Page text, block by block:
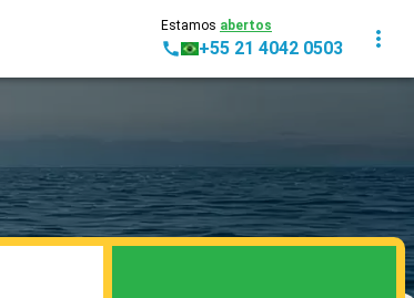
Estamos abertos
+55 21 4042 0503